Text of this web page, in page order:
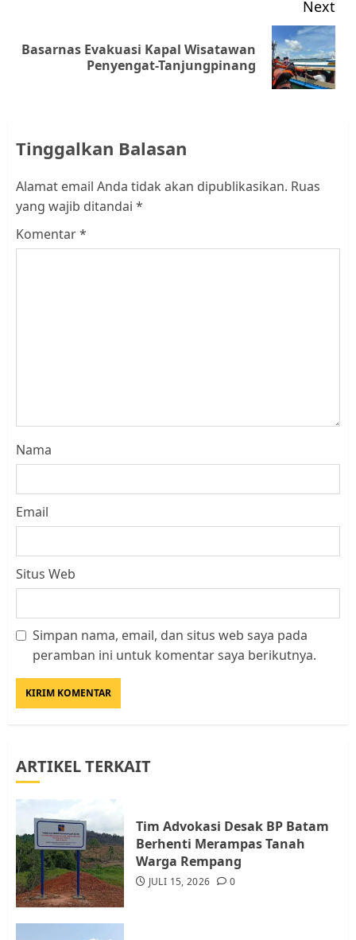
Next
Next
Basarnas Evakuasi Kapal Wisatawan
Penyengat-Tanjungpinang
Tinggalkan Balasan
Alamat email Anda tidak akan dipublikasikan. Ruas
yang wajib ditandai *
Komentar*
Nama
Email
Situs Web
Simpan nama, email, dan situs web saya pada
peramban ini untuk komentar saya berikutnya.
ARTIKEL TERKAIT
Tim Advokasi Desak BP Batam
Berhenti Merampas Tanah
Warga Rempang
JULI 15, 2026 0
Datangi Pemko Batam, Warga
4
Warga Rempang Ajukan
Resahkan Warga
JULI 17, 2026 0